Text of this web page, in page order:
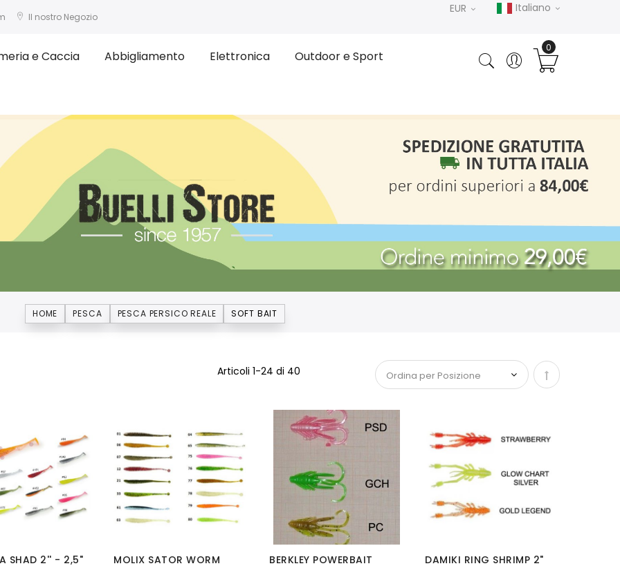
Il nostro Negozio
Italiano
EUR
e Caccia Abbigliamento Elettronica Outdoor e Sport
HOME PESCA PESCA PERSICO REALE SOFT BAIT
Articoli 1-24 di 40 Imposta la
SHAD 2'' - 2,5"
MOLIX SATOR WORM
BERKLEY POWERBAIT
DAMIKI RING SHRIMP 2"